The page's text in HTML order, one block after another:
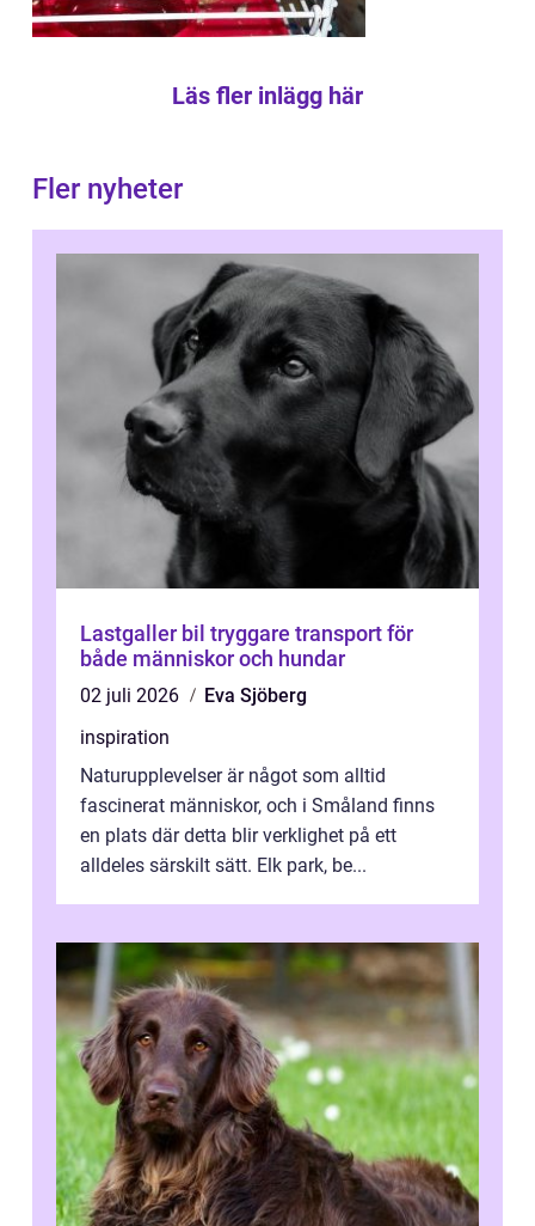
Läs fler inlägg här
Fler nyheter
Lastgaller bil tryggare transport för
både människor och hundar
02 juli 2026
Eva Sjöberg
inspiration
Naturupplevelser är något som alltid
fascinerat människor, och i Småland finns
en plats där detta blir verklighet på ett
alldeles särskilt sätt. Elk park, be...